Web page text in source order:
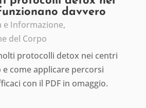
davvero
e Informazione,
del Corpo
protocolli detox nei centri
come applicare percorsi
con il PDF in omaggio.